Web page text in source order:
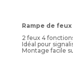
Rampe de
2 feux 4
Idéal pour
Montage facile